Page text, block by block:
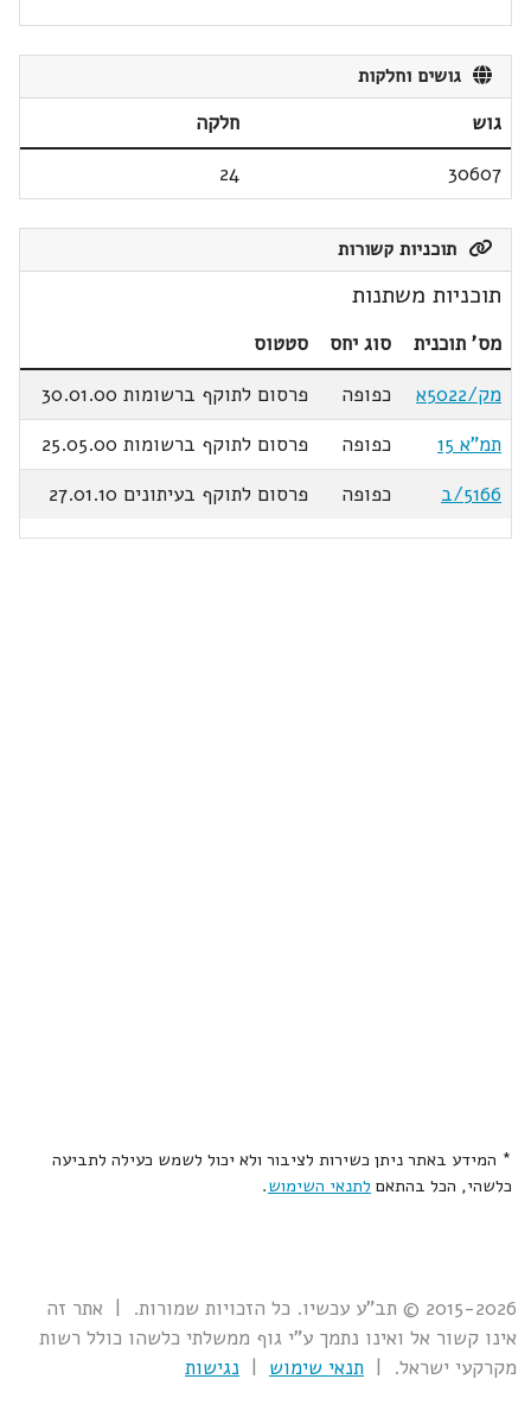
גושים וחלקות
גוש
חלקה
30607
24
תוכניות קשורות
תוכניות משתנות
מס' תוכנית סוג יחס
סטטוס
מק/5022א
כפופה
פרסום לתוקף ברשומות 30.01.00
תמ"א 15
כפופה
פרסום לתוקף ברשומות 25.05.00
5166/ב
כפופה פרסום לתוקף בעיתונים 27.01.10
* המידע באתר ניתן כשירות לציבור ולא יכול לשמש כעילה לתביעה
כלשהי, הכל בהתאם לתנאי השימוש.
2015-2026 © תב"ע עכשיו. כל הזכויות שמורות. | אתר זה
אינו קשור אל ואינו נתמך ע"י גוף ממשלתי כלשהו כולל רשות
מקרקעי ישראל. | תנאי שימוש | נגישות